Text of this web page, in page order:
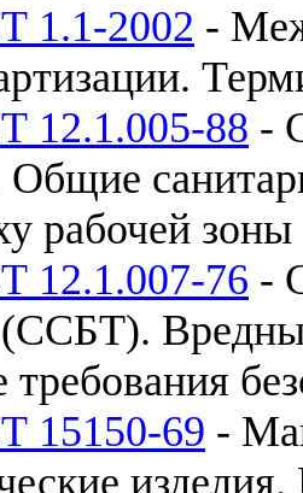
1.1-2002 -
12.1.005-88 -
Общие
рабочей зоны
12.1.007-76 -
(ССБТ).
15150-69 -